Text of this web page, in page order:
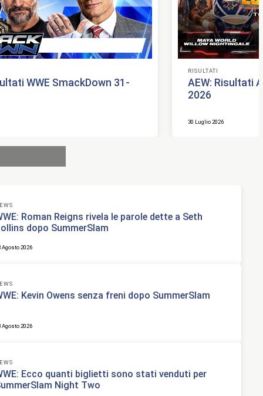
WWE SmackDown 31-
RISULTATI
AEW: Risultati
2026
30 Luglio 2026
Roman Reigns rivela le parole dette a Seth
dopo SummerSlam
Agosto 2026
Kevin Owens senza freni dopo SummerSlam
Agosto 2026
Ecco quanti biglietti sono stati venduti per
Night Two